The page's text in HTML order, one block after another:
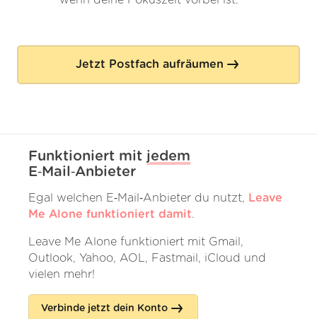
Jetzt Postfach aufräumen
Funktioniert mit jedem
E‑Mail‑Anbieter
Egal welchen E‑Mail‑Anbieter du nutzt,
Leave
Me Alone funktioniert damit.
Leave Me Alone funktioniert mit Gmail,
Outlook, Yahoo, AOL, Fastmail, iCloud und
vielen mehr!
Verbinde jetzt dein Konto